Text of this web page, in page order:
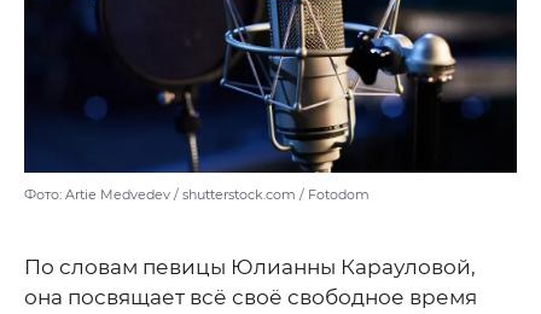
Фото: Artie Medvedev / shutterstock.com / Fotodom
По словам певицы Юлианны Карауловой,
она посвящает всё своё свободное время